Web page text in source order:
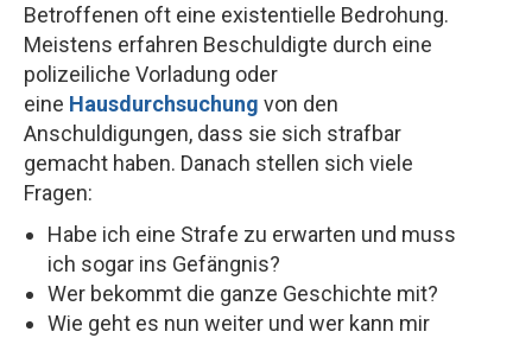
Betroffenen oft eine existentielle Bedrohung.
Meistens erfahren Beschuldigte durch eine
polizeiliche Vorladung oder
eine Hausdurchsuchung von den
Anschuldigungen, dass sie sich strafbar
gemacht haben. Danach stellen sich viele
Fragen:
Habe ich eine Strafe zu erwarten und muss
ich sogar ins Gefängnis?
Wer bekommt die ganze Geschichte mit?
Wie geht es nun weiter und wer kann mir